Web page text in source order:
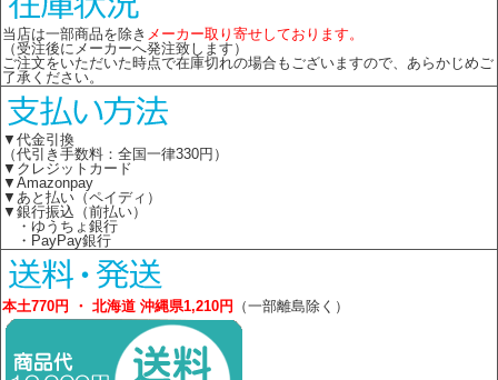
当店は一部商品を除き メーカー取り寄せしております。
（受注後にメーカーへ発注致します）
ご注文をいただいた時点で在庫切れの場合もございますので、あらかじめご
了承ください。
▼代金引換
（代引き手数料：全国一律330円）
▼クレジットカード
▼Amazonpay
▼あと払い（ペイディ）
▼銀行振込（前払い）
・ゆうちょ銀行
・PayPay銀行
本土770円 ・ 北海道 沖縄県1,210円 （一部離島除く）